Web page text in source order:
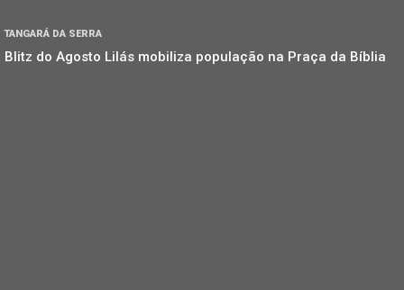
TANGARÁ DA SERRA
Blitz do Agosto Lilás mobiliza população na Praça da Bíblia